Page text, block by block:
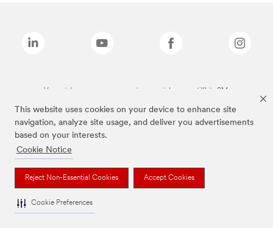
This website uses cookies on your device to enhance site
navigation, analyze site usage, and deliver you advertisements
based on your interests.
Cookie Notice
Reject Non-Essential Cookies Accept Cookies
Cookie Preferences
Varumärken som anges ovan är varumärken som tillhör 3M.